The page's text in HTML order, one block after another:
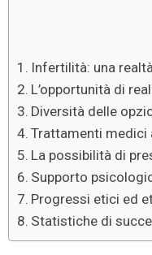
Infertilità: una
L’opportunità di
Diversità delle
Trattamenti medici
La possibilità di
Supporto
Progressi etici ed
Statistiche di